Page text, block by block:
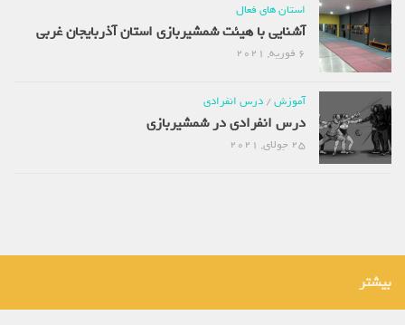
استان های فعال
آشنایی با هیئت شمشیربازی استان آذربایجان غربی
6 فوریه, 2021
آموزش/ درس انفرادی
درس انفرادی در شمشیربازی
25 جولای, 2021
بیشتر